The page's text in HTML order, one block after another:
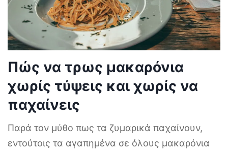
Πώς να τρως μακαρόνια
χωρίς τύψεις και χωρίς να
παχαίνεις
Παρά τον μύθο πως τα ζυμαρικά παχαίνουν,
εντούτοις τα αγαπημένα σε όλους μακαρόνια